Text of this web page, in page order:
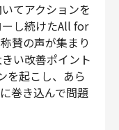
てアクションを
し続けたAll for
賛の声が集まり
い改善ポイント
を起こし、あら
巻き込んで問題